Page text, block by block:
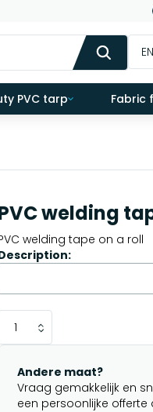
EN
PVC tarp Fabric
welding
welding tape on a roll
Andere maat?
Vraag gemakkelijk en
een persoonlijke offerte